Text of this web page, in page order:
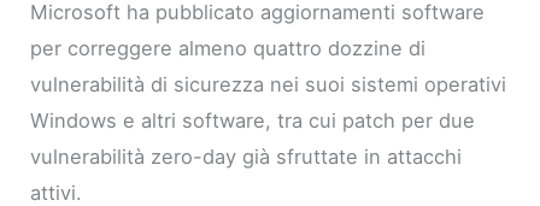
Microsoft ha pubblicato aggiornamenti software
per correggere almeno quattro dozzine di
vulnerabilità di sicurezza nei suoi sistemi operativi
Windows e altri software, tra cui patch per due
vulnerabilità zero-day già sfruttate in attacchi
attivi.